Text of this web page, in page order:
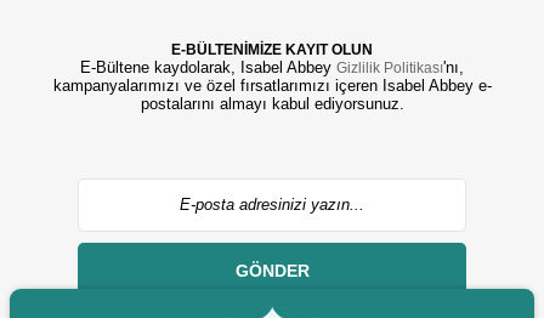
E-BÜLTENİMİZE KAYIT OLUN
E-Bültene kaydolarak, Isabel Abbey Gizlilik Politikası'nı,
kampanyalarımızı ve özel fırsatlarımızı içeren Isabel Abbey e-
postalarını almayı kabul ediyorsunuz.
GÖNDER